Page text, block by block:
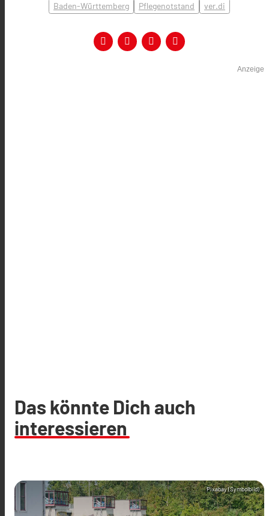
Baden-Württemberg Pflegenotstand ver.di
Anzeige
Das könnte Dich auch
interessieren
Pixabay (Symbolbild)